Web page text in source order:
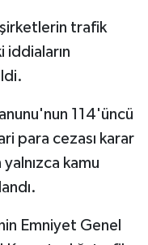
şirketlerin trafik
iddiaların
114'üncü
para cezası karar
kamu
Emniyet Genel